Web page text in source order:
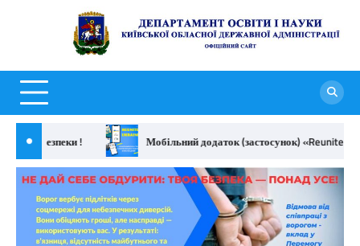
безпеки ! Мобільний додаток (застосунок) «Reunite